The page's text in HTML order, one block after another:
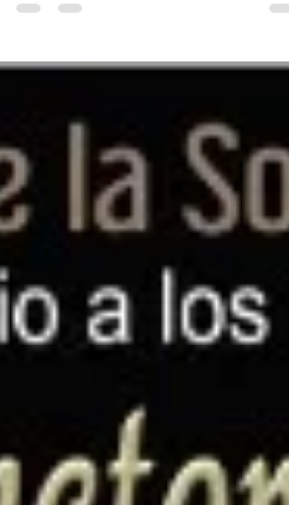
DUDA, este fue publicado en 1972 y